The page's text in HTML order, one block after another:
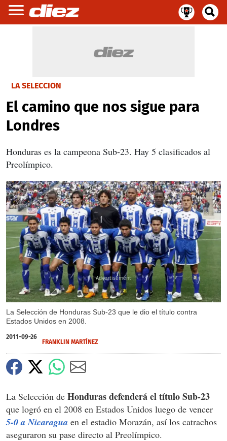
LA SELECCIÓN
El camino que nos sigue para
Londres
Honduras es la campeona Sub-23. Hay 5 clasificados al
Preolímpico.
La Selección de Honduras Sub-23 que le dio el título contra
Estados Unidos en 2008.
X
2011-09-26
FRANKLIN MARTÍNEZ
La Selección de Honduras defenderá el título Sub-23
que logró en el 2008 en Estados Unidos luego de vencer
5-0 a Nicaragua en el estadio Morazán, así los catrachos
aseguraron su pase directo al Preolímpico.